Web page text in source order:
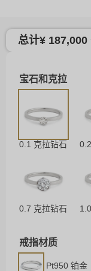
总计¥ 187,000
宝石和克拉
0.1 克拉钻石
0.7 克拉钻石
戒指材质
Pt950 铂金